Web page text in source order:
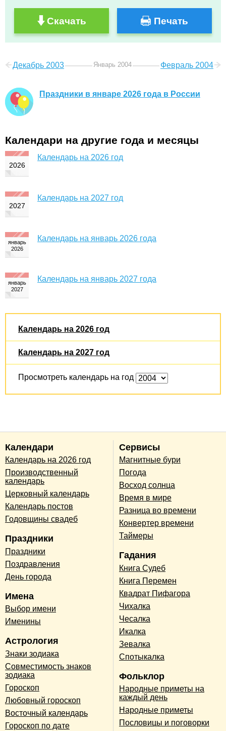
Скачать Печать
Декабрь 2003 Январь 2004 Февраль 2004
Праздники в январе 2026 года в России
Календари на другие года и месяцы
Календарь на 2026 год
Календарь на 2027 год
Календарь на январь 2026 года
Календарь на январь 2027 года
Календарь на 2026 год
Календарь на 2027 год
Просмотреть календарь на год
Календари
Календарь на 2026 год
Производственный
календарь
Церковный календарь
Календарь постов
Годовщины свадеб
Праздники
Праздники
Поздравления
День города
Имена
Выбор имени
Именины
Астрология
Знаки зодиака
Совместимость знаков
зодиака
Гороскоп
Любовный гороскоп
Восточный календарь
Гороскоп по дате
Сервисы
Магнитные бури
Погода
Восход солнца
Время в мире
Разница во времени
Конвертер времени
Таймеры
Гадания
Книга Судеб
Книга Перемен
Квадрат Пифагора
Чихалка
Чесалка
Икалка
Зевалка
Спотыкалка
Фольклор
Народные приметы на
каждый день
Народные приметы
Пословицы и поговорки